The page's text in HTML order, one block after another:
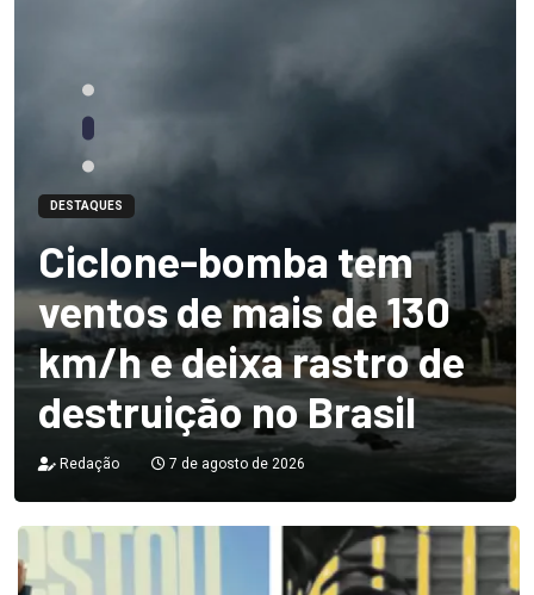
DESTAQUES
Ciclone-bomba tem
ventos de mais de 130
km/h e deixa rastro de
destruição no Brasil
Redação 7 de agosto de 2026